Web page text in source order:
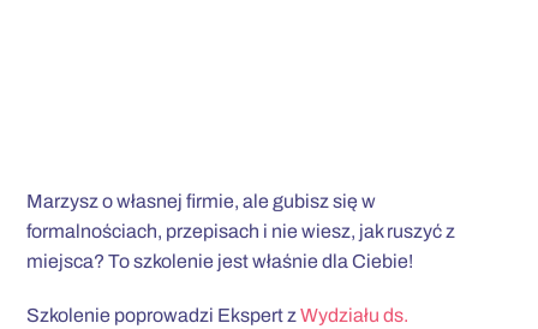
Marzysz o własnej firmie, ale gubisz się w
formalnościach, przepisach i nie wiesz, jak ruszyć z
miejsca? To szkolenie jest właśnie dla Ciebie!
Szkolenie poprowadzi Ekspert zWydziału ds.